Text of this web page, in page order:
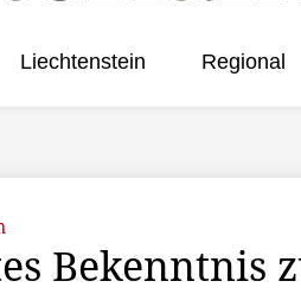
Liechtenstein Regional
Bekenntnis